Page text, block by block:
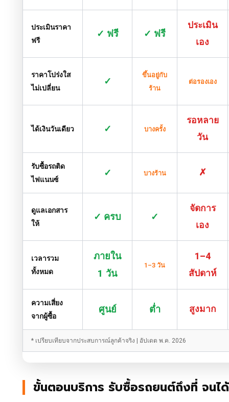
ประเมินราคา
ฟรี
✓ ฟรี ✓ ฟรี
ประเมิน
เอง
ราคาโปร่งใส
ไม่เปลี่ยน
✓
ขึ้นอยู่กับ
ร้าน
ต่อรองเอง
ได้เงินวันเดียว ✓ บางครั้ง
รอหลาย
วัน
รับซื้อรถติด
ไฟแนนซ์
✓ บางร้าน ✗
ดูแลเอกสาร
ให้
✓ ครบ ✓
จัดการ
เอง
เวลารวม
ทั้งหมด
ภายใน
1 วัน
1–3 วัน
1–4
สัปดาห์
ความเสี่ยง
จากผู้ซื้อ
ศูนย์ ต่ำ สูงมาก
* เปรียบเทียบจากประสบการณ์ลูกค้าจริง | อัปเดต พ.ค. 2026
ขั้นตอนบริการ รับซื้อรถยนต์ถึงที่ จนไ